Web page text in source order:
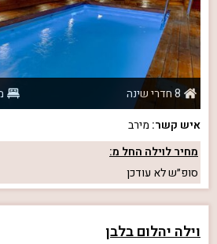
8 חדרי שינה
איש קשר: מירב
מחיר לוילה החל מ:
סופ״שלא עודכן
וילה יהלום בלבן